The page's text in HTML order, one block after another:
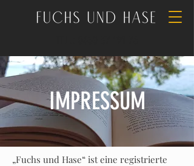
IMPRESSUM
„Fuchs und Hase“ ist eine registrierte